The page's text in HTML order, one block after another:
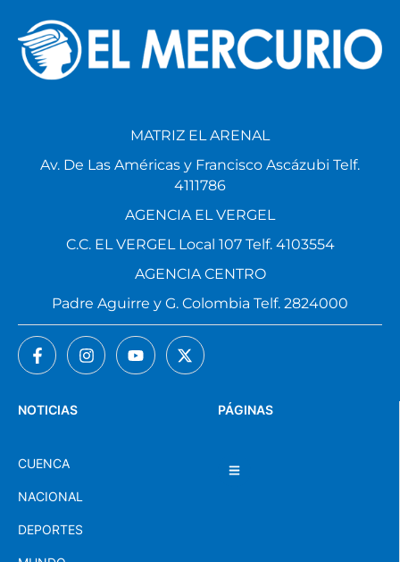
PÁGINAS
NOTICIAS
CUENCA
NACIONAL
DEPORTES
MATRIZ EL ARENAL
Av. De Las Américas y Francisco Ascázubi Telf.
4111786
AGENCIA EL VERGEL
C.C. EL VERGEL Local 107 Telf. 4103554
AGENCIA CENTRO
Padre Aguirre y G. Colombia Telf. 2824000